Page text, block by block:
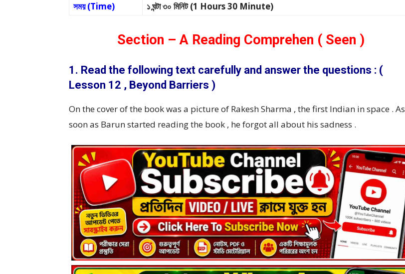
সময় (Time)
১ ঘন্টা ৩০ মিনিট (1 Hours 30 Minute)
Section – A Reading Comprehen ( Seen )
1. Read the following text carefully and answer the questions : (
Lesson 12 , Beyond Barriers )
On the cover of the book was a picture of Rakesh Sharma , the first Indian in space . As
soon as Barun started reading the book , he forgot all about his sadness .